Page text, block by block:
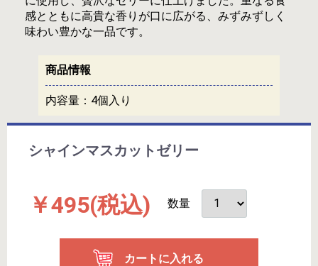
感とともに高貴な香りが口に広がる、みずみずしく
味わい豊かな一品です。
商品情報
内容量： 4個入り
シャインマスカットゼリー
￥495(税込) 数量
カートに入れる